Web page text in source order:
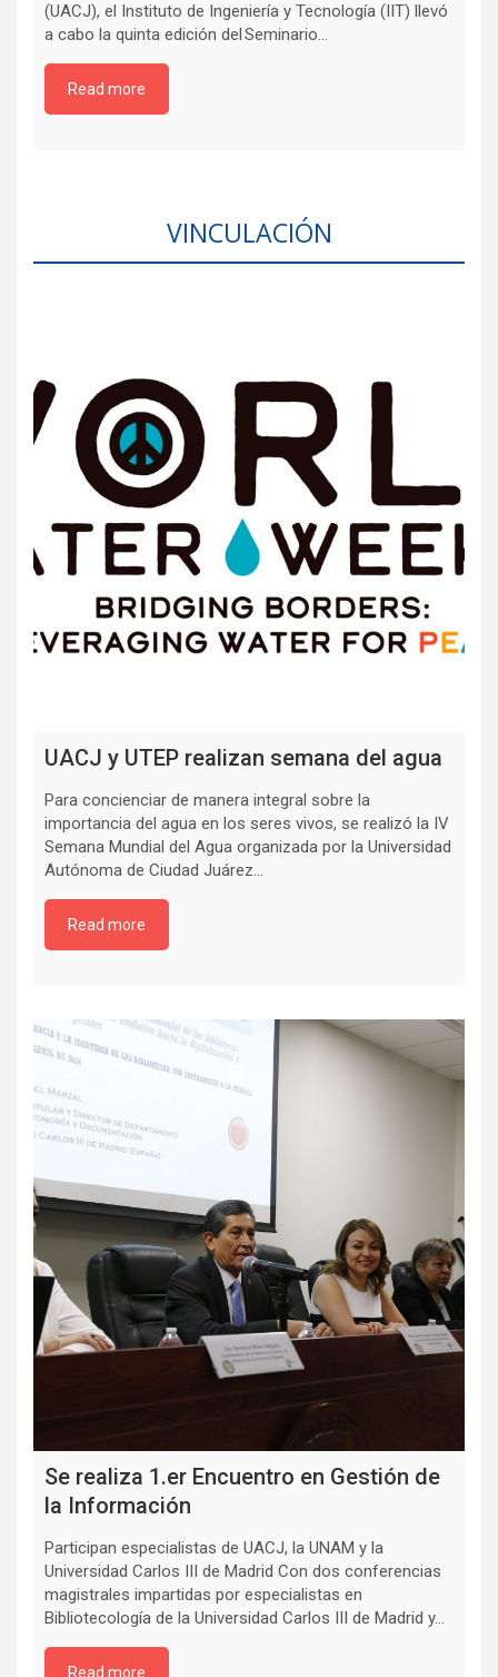
(UACJ), el Instituto de Ingeniería y Tecnología (IIT) llevó
a cabo la quinta edición del Seminario…
Read more
VINCULACIÓN
UACJ y UTEP realizan semana del agua
Para concienciar de manera integral sobre la
importancia del agua en los seres vivos, se realizó la IV
Semana Mundial del Agua organizada por la Universidad
Autónoma de Ciudad Juárez…
Read more
Se realiza 1.er Encuentro en Gestión de
la Información
Participan especialistas de UACJ, la UNAM y la
Universidad Carlos III de Madrid Con dos conferencias
magistrales impartidas por especialistas en
Bibliotecología de la Universidad Carlos III de Madrid y…
Read more